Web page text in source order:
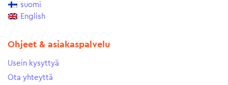
suomi
English
Ohjeet & asiakaspalvelu
Usein kysyttyä
Ota yhteyttä